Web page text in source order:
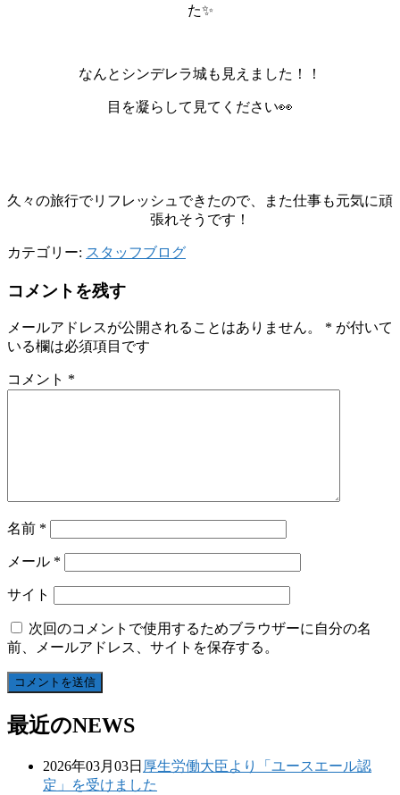
た✨
なんとシンデレラ城も見えました！！
目を凝らして見てください👀
久々の旅行でリフレッシュできたので、また仕事も元気に頑
張れそうです！
カテゴリー: スタッフブログ
コメントを残す
メールアドレスが公開されることはありません。 * が付いて
いる欄は必須項目です
コメント *
名前 *
メール *
サイト
次回のコメントで使用するためブラウザーに自分の名
前、メールアドレス、サイトを保存する。
最近のNEWS
2026年03月03日 厚生労働大臣より「ユースエール認
定」を受けました